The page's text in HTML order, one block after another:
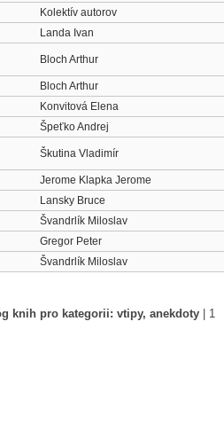
Kolektív autorov
Landa Ivan
Bloch Arthur
Bloch Arthur
Konvitová Elena
Špeťko Andrej
Škutina Vladimír
Jerome Klapka Jerome
Lansky Bruce
Švandrlík Miloslav
Gregor Peter
Švandrlík Miloslav
knih pro kategorii: vtipy, anekdoty 1